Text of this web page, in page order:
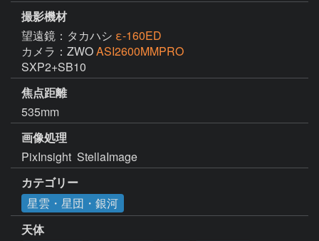
撮影機材
望遠鏡：タカハシ ε-160ED
カメラ：ZWOASI2600MMPRO
SXP2+SB10
焦点距離
535mm
画像処理
PixInsight  StellaImage
カテゴリー
星雲・星団・銀河
天体